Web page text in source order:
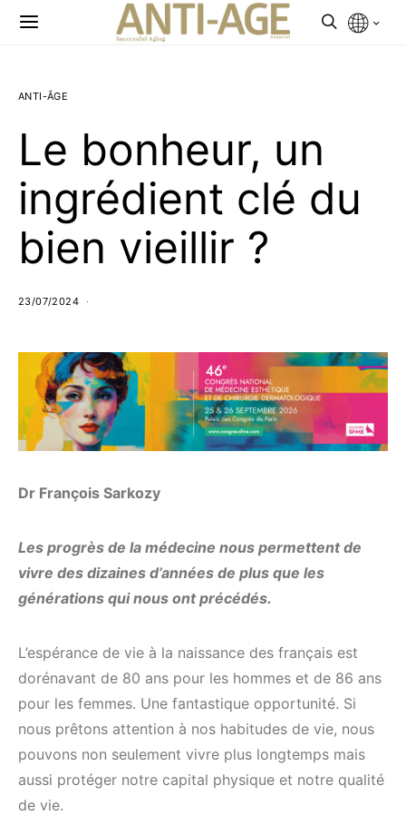
ANTI-ÂGE
Le bonheur, un
ingrédient clé du
bien vieillir ?
23/07/2024
Dr François Sarkozy
Les progrès de la médecine nous permettent de
vivre des dizaines d’années de plus que les
générations qui nous ont précédés.
L’espérance de vie à la naissance des français est
dorénavant de 80 ans pour les hommes et de 86 ans
pour les femmes. Une fantastique opportunité. Si
nous prêtons attention à nos habitudes de vie, nous
pouvons non seulement vivre plus longtemps mais
aussi protéger notre capital physique et notre qualité
de vie.